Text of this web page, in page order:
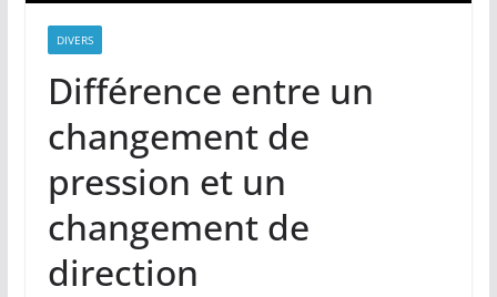
DIVERS
Différence entre un
changement de
pression et un
changement de
direction